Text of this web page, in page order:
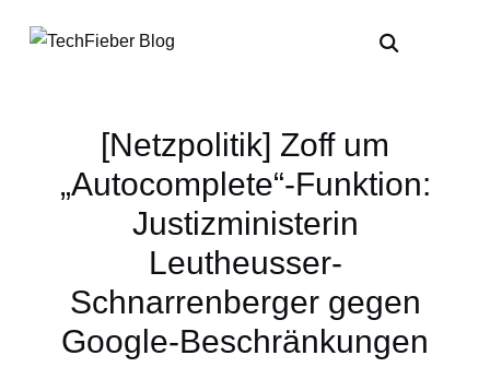
[Netzpolitik] Zoff um
„Autocomplete“-Funktion:
Justizministerin
Leutheusser-
Schnarrenberger gegen
Google-Beschränkungen